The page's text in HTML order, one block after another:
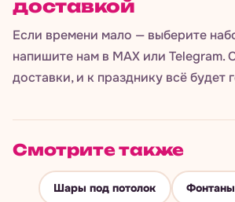
доставкой
Если времени мало — выберите
напишите нам в MAX или Telegram.
доставки, и к празднику всё будет
Смотрите также
Шары под потолок